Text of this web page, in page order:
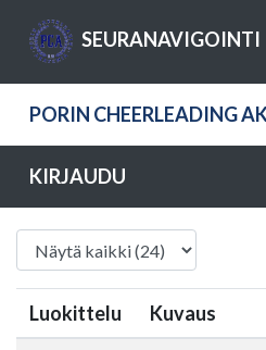
SEURANAVIGOINTI
PORIN CHEERLEADING
KIRJAUDU
Luokittelu Kuvaus